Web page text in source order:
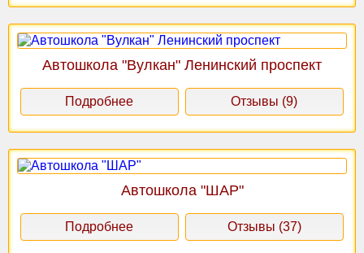
Автошкола "Вулкан" Ленинский проспект
Подробнее Отзывы (9)
Автошкола "ШАР"
Подробнее Отзывы (37)